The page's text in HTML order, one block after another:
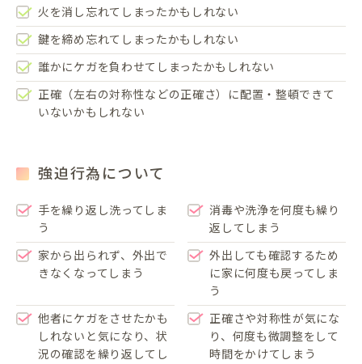
火を消し忘れてしまったかもしれない
鍵を締め忘れてしまったかもしれない
誰かにケガを負わせてしまったかもしれない
正確（左右の対称性などの正確さ）に配置・整頓できて
いないかもしれない
強迫行為について
手を繰り返し洗ってしま
う
消毒や洗浄を何度も繰り
返してしまう
家から出られず、外出で
きなくなってしまう
外出しても確認するため
に家に何度も戻ってしま
う
他者にケガをさせたかも
しれないと気になり、状
況の確認を繰り返してし
正確さや対称性が気にな
り、何度も微調整をして
時間をかけてしまう